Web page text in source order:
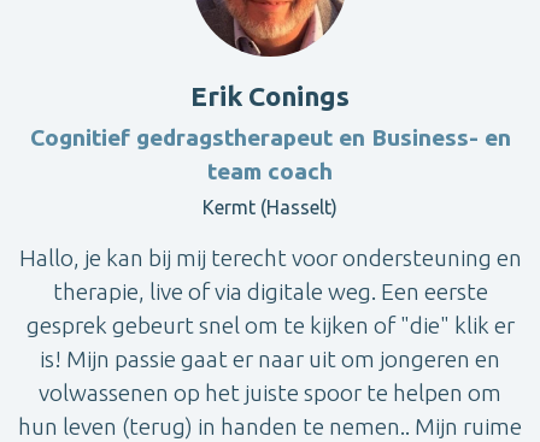
Erik Conings
Cognitief gedragstherapeut en Business- en
team coach
Kermt (Hasselt)
Hallo, je kan bij mij terecht voor ondersteuning en
therapie, live of via digitale weg. Een eerste
gesprek gebeurt snel om te kijken of "die" klik er
is! Mijn passie gaat er naar uit om jongeren en
volwassenen op het juiste spoor te helpen om
hun leven (terug) in handen te nemen.. Mijn ruime